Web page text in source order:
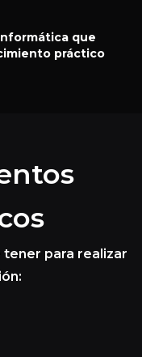
que
práctico
para realizar